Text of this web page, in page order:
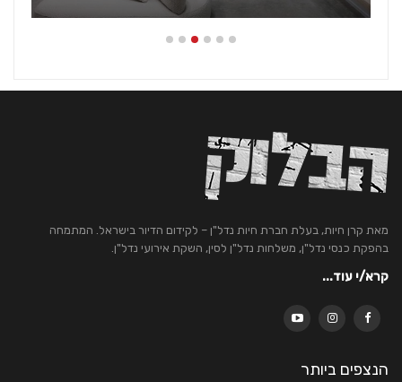
מאת קרן חיות, בעלת חברת חיות נדל"ן – לקידום הדיור בישראל. המתמחה
בהפקת כנסי נדל"ן, משלחות נדל"ן לסין, השקת אירועי נדל"ן.
קרא/י עוד...
הנצפים ביותר